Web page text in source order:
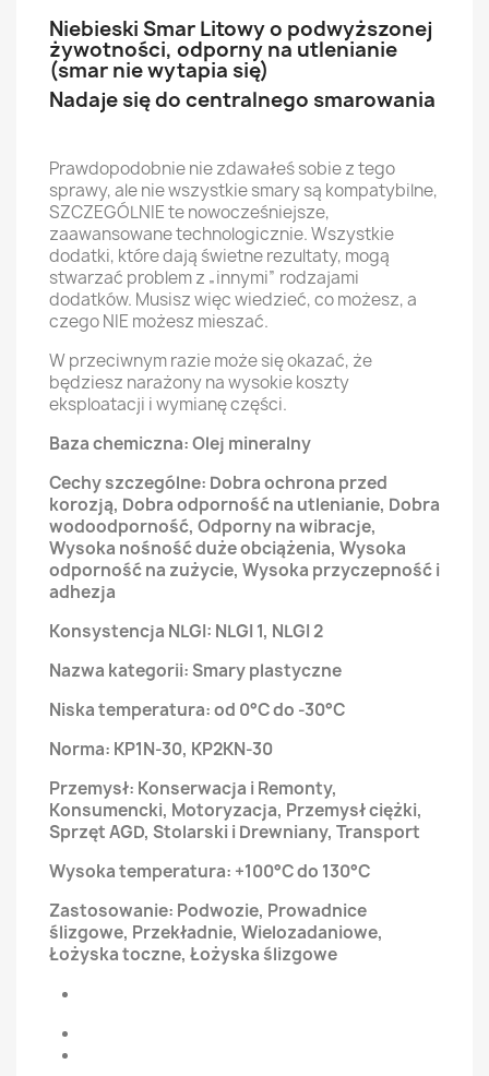
Niebieski Smar Litowy o podwyższonej
żywotności, odporny na utlenianie
(smar nie wytapia się)
Nadaje się do centralnego smarowania
Prawdopodobnie nie zdawałeś sobie z tego
sprawy, ale nie wszystkie smary są kompatybilne,
SZCZEGÓLNIE te nowocześniejsze,
zaawansowane technologicznie. Wszystkie
dodatki, które dają świetne rezultaty, mogą
stwarzać problem z „innymi” rodzajami
dodatków. Musisz więc wiedzieć, co możesz, a
czego NIE możesz mieszać.
W przeciwnym razie może się okazać, że
będziesz narażony na wysokie koszty
eksploatacji i wymianę części.
Baza chemiczna: Olej mineralny
Cechy szczególne: Dobra ochrona przed
korozją, Dobra odporność na utlenianie, Dobra
wodoodporność, Odporny na wibracje,
Wysoka nośność duże obciążenia, Wysoka
odporność na zużycie, Wysoka przyczepność i
adhezja
Konsystencja NLGI: NLGI 1, NLGI 2
Nazwa kategorii: Smary plastyczne
Niska temperatura: od 0°C do -30°C
Norma: KP1N-30, KP2KN-30
Przemysł: Konserwacja i Remonty,
Konsumencki, Motoryzacja, Przemysł ciężki,
Sprzęt AGD, Stolarski i Drewniany, Transport
Wysoka temperatura: +100°C do 130°C
Zastosowanie: Podwozie, Prowadnice
ślizgowe, Przekładnie, Wielozadaniowe,
Łożyska toczne, Łożyska ślizgowe